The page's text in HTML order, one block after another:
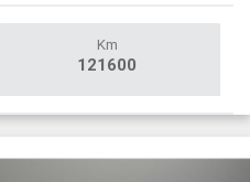
Km
121600